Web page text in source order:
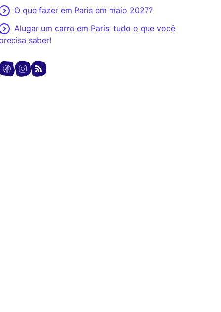
O que fazer em Paris em maio 2027?
Alugar um carro em Paris: tudo o que você
saber!